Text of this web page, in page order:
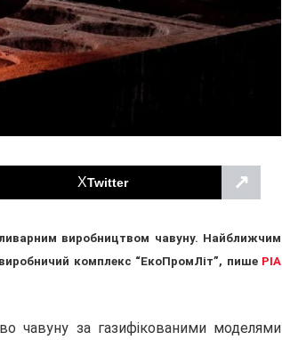
Twitter ↗
виробництвом чавуну. Найближчим
комплекс “ЕкоПромЛіт”, пишеРІА
чавуну за газифікованими моделями